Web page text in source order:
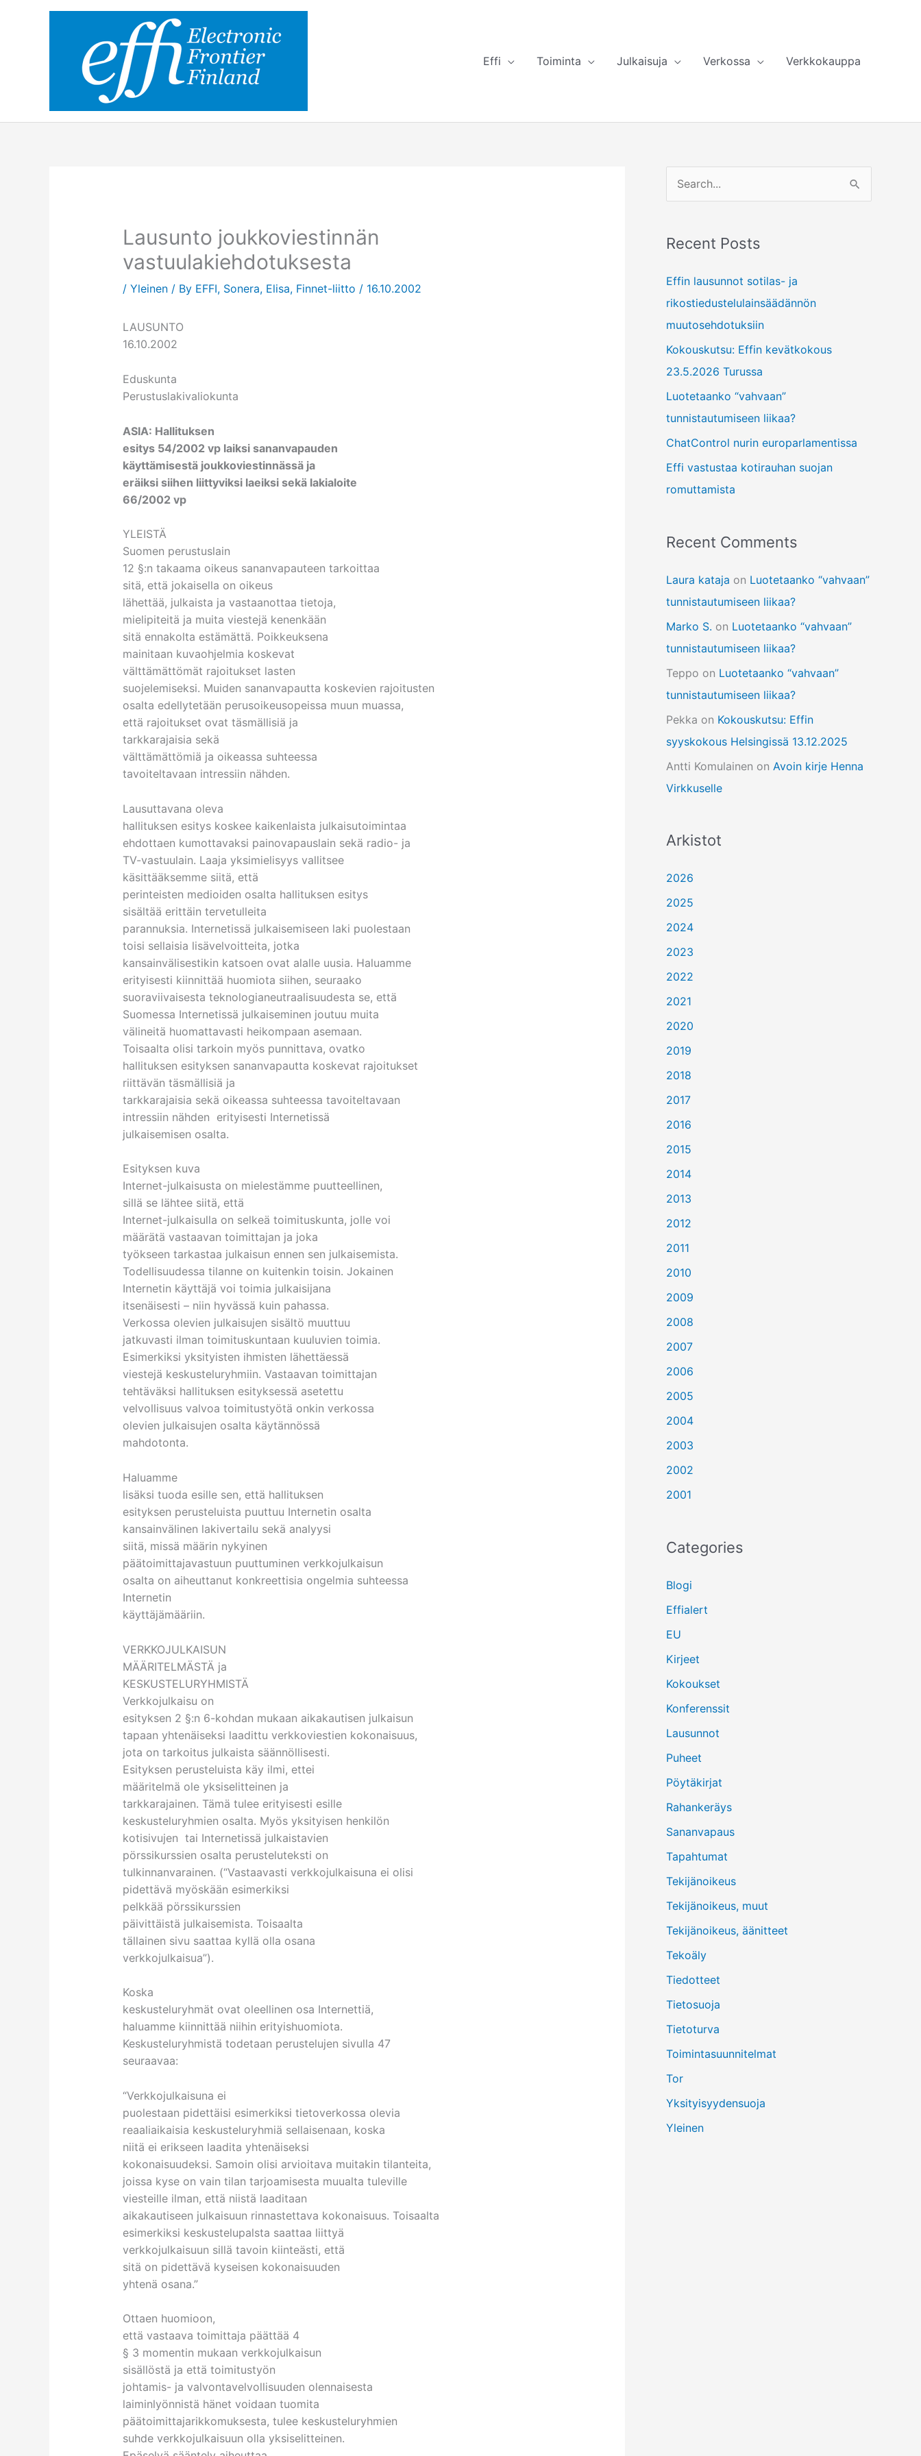
Effi
Toiminta Julkaisuja Verkossa Verkkokauppa
Lausunto joukkoviestinnän
vastuulakiehdotuksesta
/ Yleinen/ By EFFI, Sonera, Elisa, Finnet-liitto / 16.10.2002
LAUSUNTO
16.10.2002
Eduskunta
Perustuslakivaliokunta
ASIA: Hallituksen
esitys 54/2002 vp laiksi sananvapauden
käyttämisestä joukkoviestinnässä ja
eräiksi siihen liittyviksi laeiksi sekä lakialoite
66/2002 vp
YLEISTÄ
Suomen perustuslain
12 §:n takaama oikeus sananvapauteen tarkoittaa
sitä, että jokaisella on oikeus
lähettää, julkaista ja vastaanottaa tietoja,
mielipiteitä ja muita viestejä kenenkään
sitä ennakolta estämättä. Poikkeuksena
mainitaan kuvaohjelmia koskevat
välttämättömät rajoitukset lasten
suojelemiseksi. Muiden sananvapautta koskevien rajoitusten
osalta edellytetään perusoikeusopeissa muun muassa,
että rajoitukset ovat täsmällisiä ja
tarkkarajaisia sekä
välttämättömiä ja oikeassa suhteessa
tavoiteltavaan intressiin nähden.
Lausuttavana oleva
hallituksen esitys koskee kaikenlaista julkaisutoimintaa
ehdottaen kumottavaksi painovapauslain sekä radio- ja
TV-vastuulain. Laaja yksimielisyys vallitsee
käsittääksemme siitä, että
perinteisten medioiden osalta hallituksen esitys
sisältää erittäin tervetulleita
parannuksia. Internetissä julkaisemiseen laki puolestaan
toisi sellaisia lisävelvoitteita, jotka
kansainvälisestikin katsoen ovat alalle uusia. Haluamme
erityisesti kiinnittää huomiota siihen, seuraako
suoraviivaisesta teknologianeutraalisuudesta se, että
Suomessa Internetissä julkaiseminen joutuu muita
välineitä huomattavasti heikompaan asemaan.
Toisaalta olisi tarkoin myös punnittava, ovatko
hallituksen esityksen sananvapautta koskevat rajoitukset
riittävän täsmällisiä ja
tarkkarajaisia sekä oikeassa suhteessa tavoiteltavaan
intressiin nähden erityisesti Internetissä
julkaisemisen osalta.
Esityksen kuva
Internet-julkaisusta on mielestämme puutteellinen,
sillä se lähtee siitä, että
Internet-julkaisulla on selkeä toimituskunta, jolle voi
määrätä vastaavan toimittajan ja joka
työkseen tarkastaa julkaisun ennen sen julkaisemista.
Todellisuudessa tilanne on kuitenkin toisin. Jokainen
Internetin käyttäjä voi toimia julkaisijana
itsenäisesti – niin hyvässä kuin pahassa.
Verkossa olevien julkaisujen sisältö muuttuu
jatkuvasti ilman toimituskuntaan kuuluvien toimia.
Esimerkiksi yksityisten ihmisten lähettäessä
viestejä keskusteluryhmiin. Vastaavan toimittajan
tehtäväksi hallituksen esityksessä asetettu
velvollisuus valvoa toimitustyötä onkin verkossa
olevien julkaisujen osalta käytännössä
mahdotonta.
Haluamme
lisäksi tuoda esille sen, että hallituksen
esityksen perusteluista puuttuu Internetin osalta
kansainvälinen lakivertailu sekä analyysi
siitä, missä määrin nykyinen
päätoimittajavastuun puuttuminen verkkojulkaisun
osalta on aiheuttanut konkreettisia ongelmia suhteessa
Internetin
käyttäjämääriin.
VERKKOJULKAISUN
MÄÄRITELMÄSTÄ ja
KESKUSTELURYHMISTÄ
Verkkojulkaisu on
esityksen 2 §:n 6-kohdan mukaan aikakautisen julkaisun
tapaan yhtenäiseksi laadittu verkkoviestien kokonaisuus,
jota on tarkoitus julkaista säännöllisesti.
Esityksen perusteluista käy ilmi, ettei
määritelmä ole yksiselitteinen ja
tarkkarajainen. Tämä tulee erityisesti esille
keskusteluryhmien osalta. Myös yksityisen henkilön
kotisivujen tai Internetissä julkaistavien
pörssikurssien osalta perusteluteksti on
tulkinnanvarainen. (“Vastaavasti verkkojulkaisuna ei olisi
pidettävä myöskään esimerkiksi
pelkkää pörssikurssien
päivittäistä julkaisemista. Toisaalta
tällainen sivu saattaa kyllä olla osana
verkkojulkaisua”).
Koska
keskusteluryhmät ovat oleellinen osa Internettiä,
haluamme kiinnittää niihin erityishuomiota.
Keskusteluryhmistä todetaan perustelujen sivulla 47
seuraavaa:
“Verkkojulkaisuna ei
puolestaan pidettäisi esimerkiksi tietoverkossa olevia
reaaliaikaisia keskusteluryhmiä sellaisenaan, koska
niitä ei erikseen laadita yhtenäiseksi
kokonaisuudeksi. Samoin olisi arvioitava muitakin tilanteita,
joissa kyse on vain tilan tarjoamisesta muualta tuleville
viesteille ilman, että niistä laaditaan
aikakautiseen julkaisuun rinnastettava kokonaisuus. Toisaalta
esimerkiksi keskustelupalsta saattaa liittyä
verkkojulkaisuun sillä tavoin kiinteästi, että
sitä on pidettävä kyseisen kokonaisuuden
yhtenä osana.”
Ottaen huomioon,
että vastaava toimittaja päättää 4
§ 3 momentin mukaan verkkojulkaisun
sisällöstä ja että toimitustyön
johtamis- ja valvontavelvollisuuden olennaisesta
laiminlyönnistä hänet voidaan tuomita
päätoimittajarikkomuksesta, tulee keskusteluryhmien
suhde verkkojulkaisuun olla yksiselitteinen.
e
r
h
f
o
r
:
Recent Posts
Effin lausunnot sotilas- ja
rikostiedustelulainsäädännön
muutosehdotuksiin
Kokouskutsu: Effin kevätkokous
23.5.2026 Turussa
Luotetaanko “vahvaan”
tunnistautumiseen liikaa?
ChatControl nurin europarlamentissa
Effi vastustaa kotirauhan suojan
romuttamista
Recent Comments
Laura kataja on Luotetaanko “vahvaan”
tunnistautumiseen liikaa?
Marko S. on Luotetaanko “vahvaan”
tunnistautumiseen liikaa?
Teppo on Luotetaanko “vahvaan”
tunnistautumiseen liikaa?
Pekka on Kokouskutsu: Effin
syyskokous Helsingissä 13.12.2025
Antti Komulainen on Avoin kirje Henna
Virkkuselle
Arkistot
2026
2025
2024
2023
2022
2021
2020
2019
2018
2017
2016
2015
2014
2013
2012
2011
2010
2009
2008
2007
2006
2005
2004
2003
2002
2001
Categories
Blogi
Effialert
EU
Kirjeet
Kokoukset
Konferenssit
Lausunnot
Puheet
Pöytäkirjat
Rahankeräys
Sananvapaus
Tapahtumat
Tekijänoikeus
Tekijänoikeus, muut
Tekijänoikeus, äänitteet
Tekoäly
Tiedotteet
Tietosuoja
Tietoturva
Toimintasuunnitelmat
Tor
Yksityisyydensuoja
Yleinen